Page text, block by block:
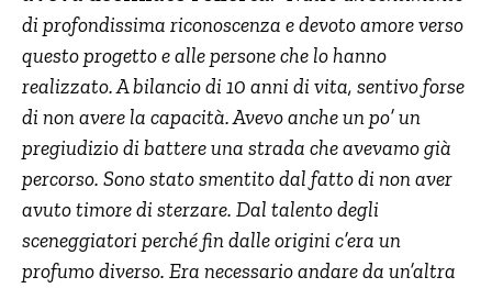
di profondissima riconoscenza e devoto amore verso
questo progetto e alle persone che lo hanno
realizzato. A bilancio di 10 anni di vita, sentivo forse
di non avere la capacità. Avevo anche un po’ un
pregiudizio di battere una strada che avevamo già
percorso. Sono stato smentito dal fatto di non aver
avuto timore di sterzare. Dal talento degli
sceneggiatori perché fin dalle origini c’era un
profumo diverso. Era necessario andare da un’altra